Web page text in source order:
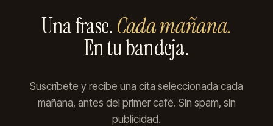
Una frase.Cada mañana.
En tu bandeja.
Suscríbete y recibe una cita seleccionada cada
mañana, antes del primer café. Sin spam, sin
publicidad.